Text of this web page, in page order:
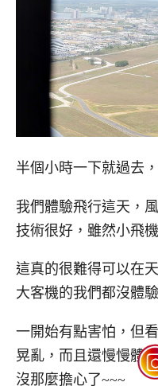
半個小時一下就過去
我們體驗飛行這天，
技術很好，雖然小飛
這真的很難得可以在
大客機的我們都沒體
一開始有點害怕，但
晃亂，而且還慢慢體
沒那麼擔心了~~~